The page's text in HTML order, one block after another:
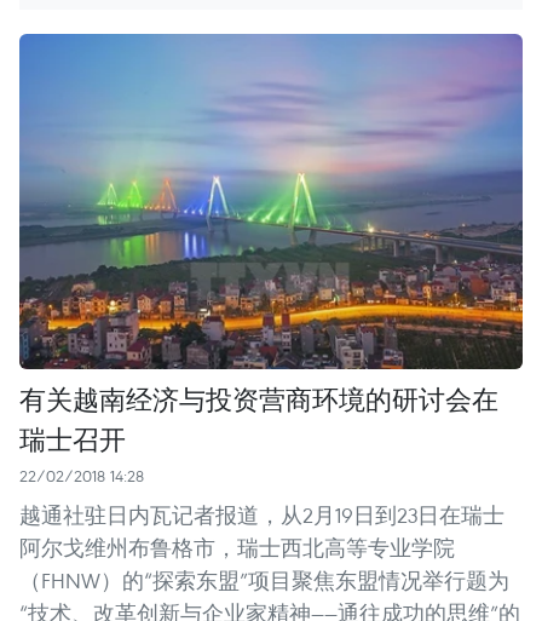
有关越南经济与投资营商环境的研讨会在
瑞士召开
22/02/2018 14:28
越通社驻日内瓦记者报道，从2月19日到23日在瑞士
阿尔戈维州布鲁格市，瑞士西北高等专业学院
（FHNW）的“探索东盟”项目聚焦东盟情况举行题为
“技术、改革创新与企业家精神——通往成功的思维”的